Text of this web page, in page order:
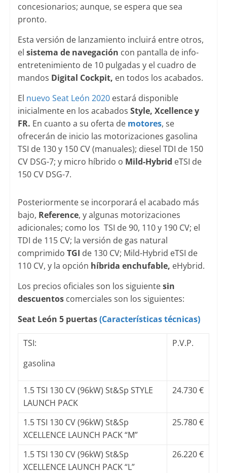
concesionarios; aunque, se espera que sea
pronto.
Esta versión de lanzamiento incluirá entre otros,
el sistema de navegación con pantalla de info-
entretenimiento de 10 pulgadas y el cuadro de
mandos Digital Cockpit, en todos los acabados.
El nuevo Seat León 2020estará disponible
inicialmente en los acabados Style, Xcellence y
FR. En cuanto a su oferta de motores, se
ofrecerán de inicio las motorizaciones gasolina
TSI de 130 y 150 CV (manuales); diesel TDI de 150
CV DSG-7; y micro híbrido o Mild-Hybrid eTSI de
150 CV DSG-7.
Posteriormente se incorporará el acabado más
bajo, Reference, y algunas motorizaciones
adicionales; como los TSI de 90, 110 y 190 CV; el
TDI de 115 CV; la versión de gas natural
comprimido TGI de 130 CV; Mild-Hybrid eTSI de
110 CV, y la opción híbrida enchufable, eHybrid.
Los precios oficiales son los siguientesin
descuentoscomerciales son los siguientes:
Seat León 5 puertas(Características técnicas)
TSI:
gasolina
P.V.P.
1.5 TSI 130 CV (96kW) St&Sp STYLE
LAUNCH PACK
24.730 €
1.5 TSI 130 CV (96kW) St&Sp
XCELLENCE LAUNCH PACK “M”
25.780 €
1.5 TSI 130 CV (96kW) St&Sp
XCELLENCE LAUNCH PACK “L”
26.220 €